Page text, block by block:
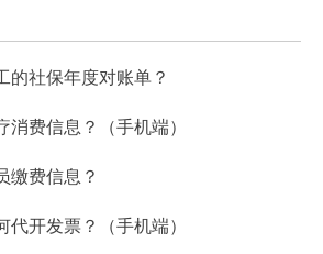
我要咨询
在线访谈
的社保年度对账单？
消费信息？（手机端）
缴费信息？
代开发票？（手机端）